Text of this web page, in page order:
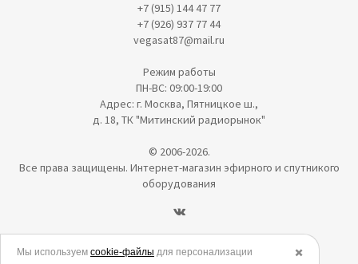
+7 (915) 144 47 77
+7 (926) 937 77 44
vegasat87@mail.ru
Режим работы
ПН-ВС: 09:00-19:00
Адрес: г. Москва, Пятницкое ш.,
д. 18, ТК "Митинский радиорынок"
© 2006-2026.
Все права защищены. Интернет-магазин эфирного и спутникого
оборудования
Политика в отношении обработки персональных данных ✖️
Мы используем cookie-файлы для персонализации